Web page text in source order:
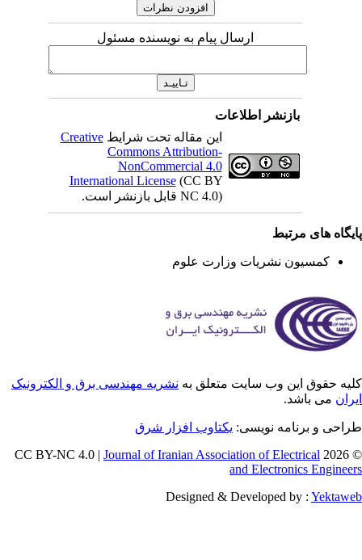
ارسال پیام به نویسنده مسئول
بازنشر اطلاعات
این مقاله تحت شرایطCreative
Commons Attribution-
NonCommercial 4.0
International License(CC BY
NC 4.0) قابل بازنشر است.
های مرتبط
کمسیون نشریات وزارت علوم
حقوق این وب سایت متعلق بهنشریه مهندسی برق و الکترونیک
می باشد.
و برنامه نویسی: یکتاوب افزار شرق
©
Journal of Iranian Association of Electrical
and Electronics
Designed & Developed by :